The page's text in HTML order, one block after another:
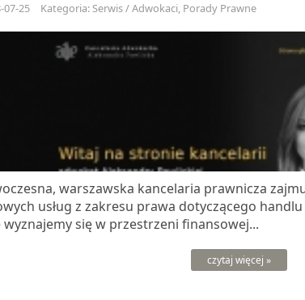
07-25 Kategoria: Serwis / Adwokaci, Porady Prawne
warszawska kancelaria prawnicza
usług z zakresu prawa dotyczącego
wyznajemy się w przestrzeni finansowej...
czytaj więcej »